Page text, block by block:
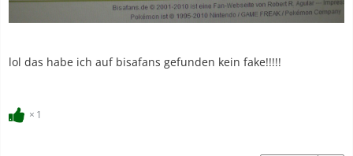
lol das habe ich auf bisafans gefunden kein fake!!!!!
1